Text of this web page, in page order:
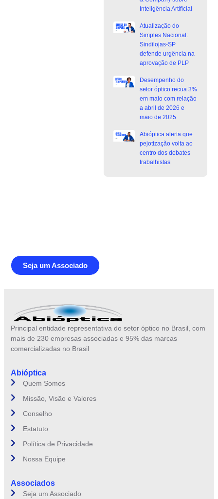
Inteligência Artificial
Atualização do
Simples Nacional:
Sindilojas-SP
defende urgência na
aprovação de PLP
Desempenho do
setor óptico recua 3%
em maio com relação
a abril de 2026 e
maio de 2025
Abióptica alerta que
pejotização volta ao
centro dos debates
trabalhistas
Seja um Associado
Principal entidade representativa do setor óptico no Brasil, com
mais de 230 empresas associadas e 95% das marcas
comercializadas no Brasil
Abióptica
Quem Somos
Missão, Visão e Valores
Conselho
Estatuto
Política de Privacidade
Nossa Equipe
Associados
Seja um Associado